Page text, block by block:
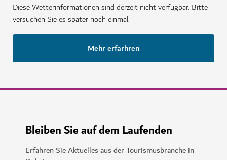
Diese Wetterinformationen sind derzeit nicht verfügbar. Bitte
versuchen Sie es später noch einmal.
Mehr erfarhren
Bleiben Sie auf dem Laufenden
Erfahren Sie Aktuelles aus der Tourismusbranche in